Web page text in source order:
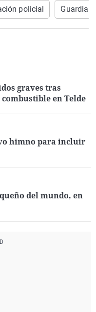
policial Guardia
graves tras
en Telde
himno para incluir
del mundo, en